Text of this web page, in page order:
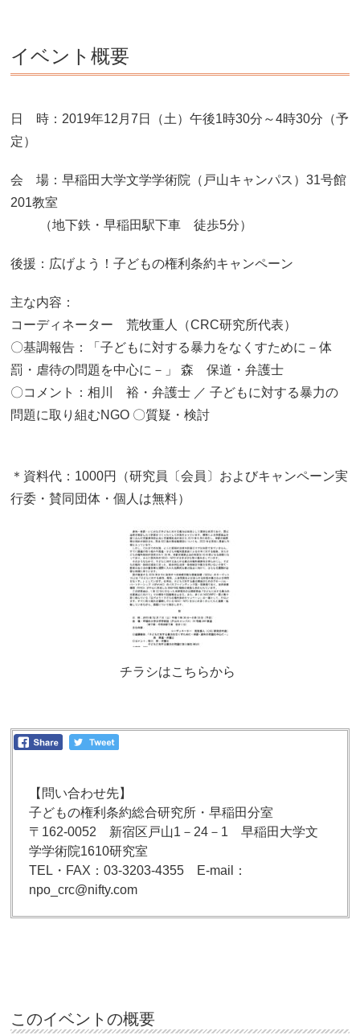
イベント概要
日 時：2019年12月7日（土）午後1時30分～4時30分（予
定）
会 場：早稲田大学文学学術院（戸山キャンパス）31号館
201教室
（地下鉄・早稲田駅下車 徒歩5分）
後援：広げよう！子どもの権利条約キャンペーン
主な内容：
コーディネーター 荒牧重人（CRC研究所代表）
〇基調報告：「子どもに対する暴力をなくすために－体
罰・虐待の問題を中心に－」 森 保道・弁護士
〇コメント：相川 裕・弁護士 ／ 子どもに対する暴力の
問題に取り組むNGO 〇質疑・検討
＊資料代：1000円（研究員〔会員〕およびキャンペーン実
行委・賛同団体・個人は無料）
チラシはこちらから
【問い合わせ先】
子どもの権利条約総合研究所・早稲田分室
〒162-0052 新宿区戸山1－24－1 早稲田大学文
学学術院1610研究室
TEL・FAX：03-3203-4355 E-mail：
npo_crc@nifty.com
このイベントの概要